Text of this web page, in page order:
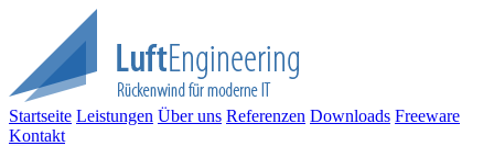
Startseite Leistungen Über uns Referenzen Downloads Freeware
Kontakt